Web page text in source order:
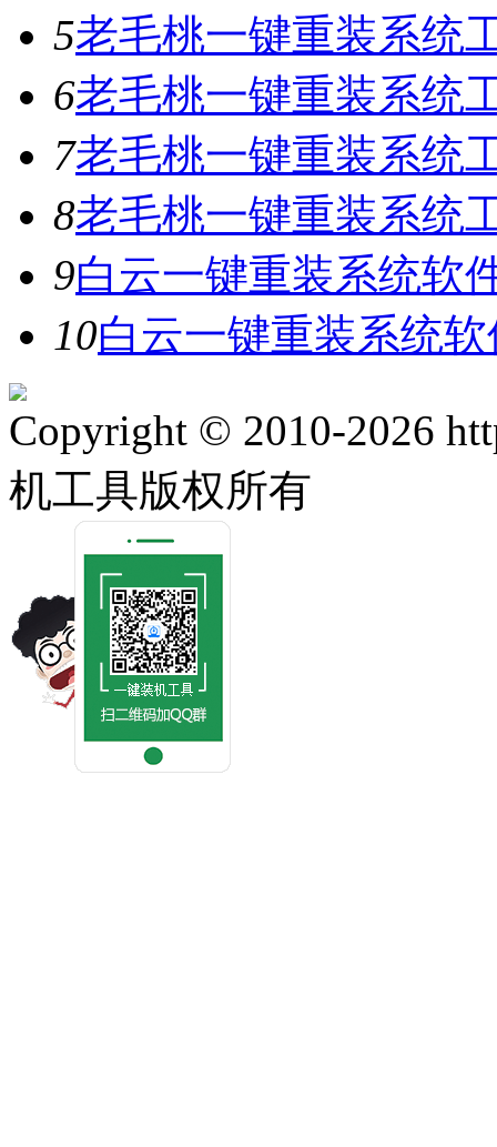
5老毛桃一键重装系统
6老毛桃一键重装系统
7老毛桃一键重装系统
8老毛桃一键重装系统
9白云一键重装系统软
10白云一键重装系统
Copyright © 2010-2026
机工具版权所有